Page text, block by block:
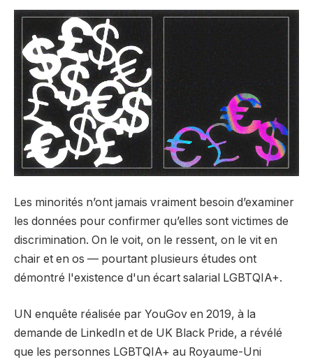
Les minorités n’ont jamais vraiment besoin d’examiner
les données pour confirmer qu’elles sont victimes de
discrimination. On le voit, on le ressent, on le vit en
chair et en os — pourtant plusieurs études ont
démontré l'existence d'un écart salarial LGBTQIA+.
UN enquête réalisée par YouGov en 2019, à la
demande de LinkedIn et de UK Black Pride, a révélé
que les personnes LGBTQIA+ au Royaume-Uni